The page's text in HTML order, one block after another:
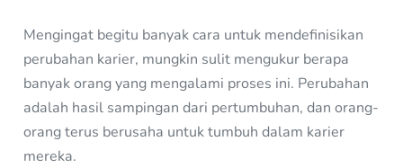
Mengingat begitu banyak cara untuk mendefinisikan
perubahan karier, mungkin sulit mengukur berapa
banyak orang yang mengalami proses ini. Perubahan
adalah hasil sampingan dari pertumbuhan, dan orang-
orang terus berusaha untuk tumbuh dalam karier
mereka.